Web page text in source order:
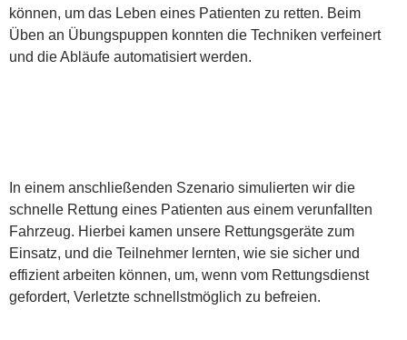
können, um das Leben eines Patienten zu retten. Beim
Üben an Übungspuppen konnten die Techniken verfeinert
und die Abläufe automatisiert werden.
In einem anschließenden Szenario simulierten wir die
schnelle Rettung eines Patienten aus einem verunfallten
Fahrzeug. Hierbei kamen unsere Rettungsgeräte zum
Einsatz, und die Teilnehmer lernten, wie sie sicher und
effizient arbeiten können, um, wenn vom Rettungsdienst
gefordert, Verletzte schnellstmöglich zu befreien.